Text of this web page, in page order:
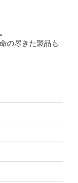
の尽きた製品も